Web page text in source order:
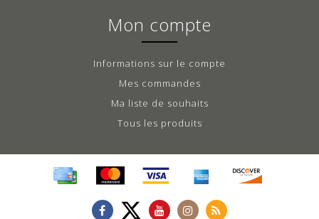
Mon compte
Informations sur le compte
Mes commandes
Ma liste de souhaits
Tous les produits